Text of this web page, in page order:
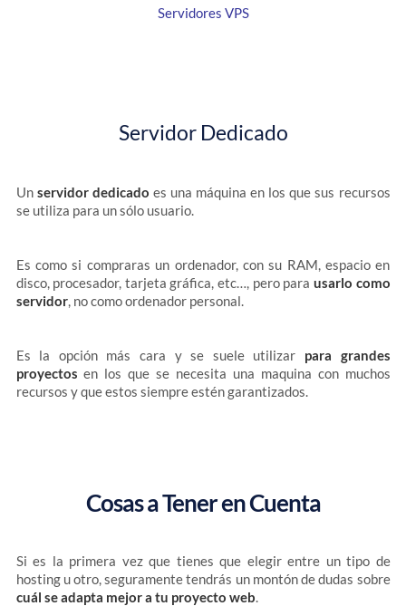
Servidores VPS
Servidor Dedicado
Un servidor dedicado es una máquina en los que sus recursos
se utiliza para un sólo usuario.
Es como si compraras un ordenador, con su RAM, espacio en
disco, procesador, tarjeta gráfica, etc…, pero para usarlo como
servidor, no como ordenador personal.
Es la opción más cara y se suele utilizar para grandes
proyectos en los que se necesita una maquina con muchos
recursos y que estos siempre estén garantizados.
Cosas a Tener en Cuenta
Si es la primera vez que tienes que elegir entre un tipo de
hosting u otro, seguramente tendrás un montón de dudas sobre
cuál se adapta mejor a tu proyecto web